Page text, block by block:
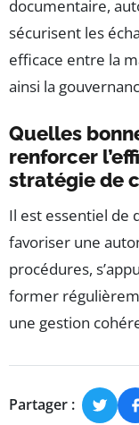
documentaire,
sécurisent les
efficace entre la
ainsi la
Quelles
renforcer
stratégie de
Il est essentiel de
favoriser une
procédures,
former
une gestion
Partager :